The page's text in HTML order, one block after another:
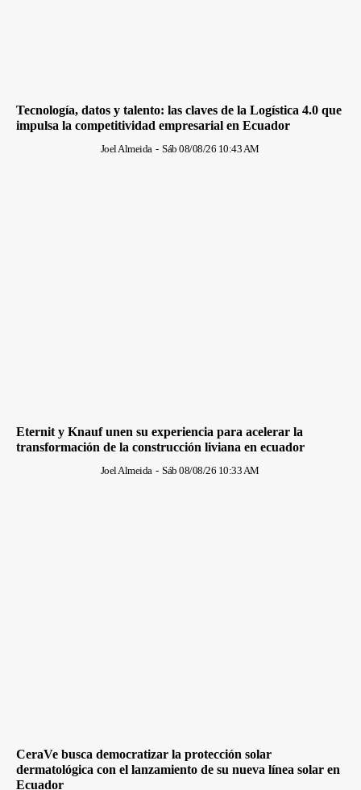
Tecnología, datos y talento: las claves de la Logística 4.0 que
impulsa la competitividad empresarial en Ecuador
Joel Almeida - Sáb 08/08/26 10:43 AM
Eternit y Knauf unen su experiencia para acelerar la
transformación de la construcción liviana en ecuador
Joel Almeida - Sáb 08/08/26 10:33 AM
CeraVe busca democratizar la protección solar
dermatológica con el lanzamiento de su nueva línea solar en
Ecuador